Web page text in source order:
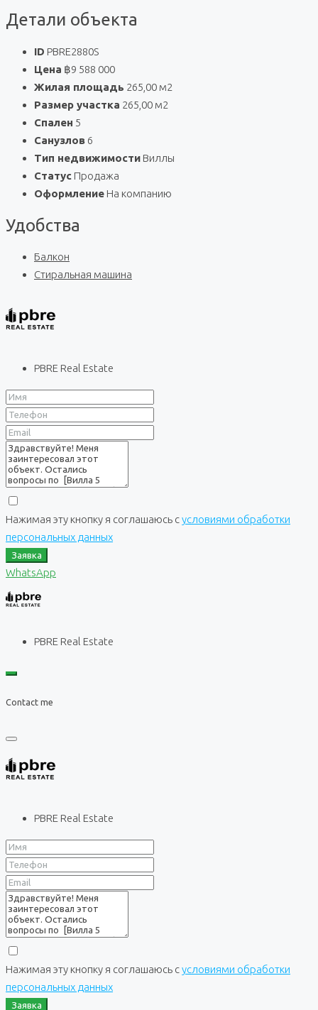
Детали объекта
ID PBRE2880S
Цена ฿9 588 000
Жилая площадь 265,00 м2
Размер участка 265,00 м2
Спален 5
Санузлов 6
Тип недвижимости Виллы
Статус Продажа
Оформление На компанию
Удобства
Балкон
Стиральная машина
PBRE Real Estate
Нажимая эту кнопку я соглашаюсь сусловиями обработки
персональных данных
Заявка
WhatsApp
PBRE Real Estate
Contact me
PBRE Real Estate
Нажимая эту кнопку я соглашаюсь сусловиями обработки
персональных данных
Заявка